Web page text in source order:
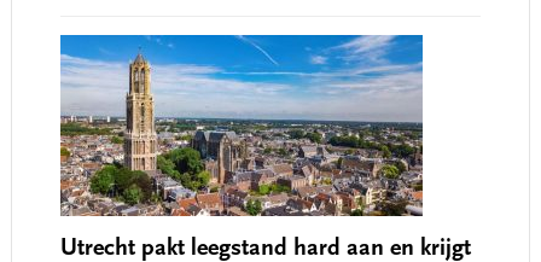
Utrecht pakt leegstand hard aan en krijgt